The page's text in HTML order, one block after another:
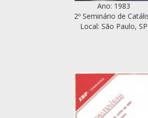
Ano: 1983
2º Seminário de
Local: São Paulo, SP